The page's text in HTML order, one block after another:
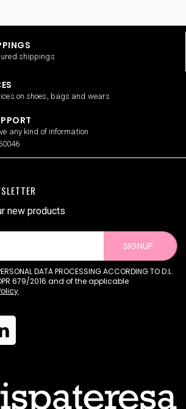
shippings
on shoes, bags and wears
any kind of information
new products
SIGNUP
DATA PROCESSING ACCORDING TO D.L.
679/2016 and of the applicable